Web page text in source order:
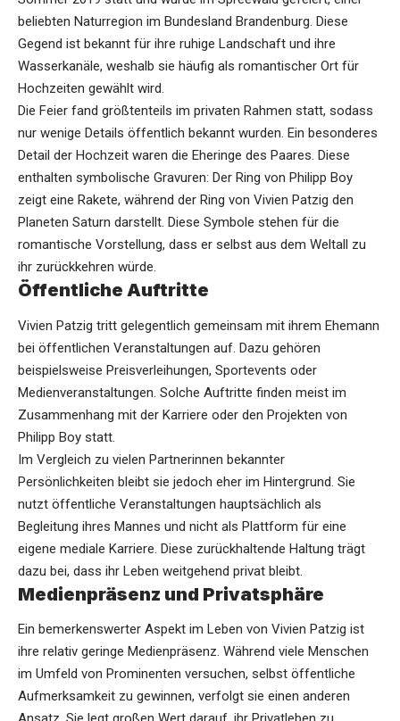
beliebten Naturregion im Bundesland Brandenburg. Diese
Gegend ist bekannt für ihre ruhige Landschaft und ihre
Wasserkanäle, weshalb sie häufig als romantischer Ort für
Hochzeiten gewählt wird.
Die Feier fand größtenteils im privaten Rahmen statt, sodass
nur wenige Details öffentlich bekannt wurden. Ein besonderes
Detail der Hochzeit waren die Eheringe des Paares. Diese
enthalten symbolische Gravuren: Der Ring von Philipp Boy
zeigt eine Rakete, während der Ring von Vivien Patzig den
Planeten Saturn darstellt. Diese Symbole stehen für die
romantische Vorstellung, dass er selbst aus dem Weltall zu
ihr zurückkehren würde.
Öffentliche Auftritte
Vivien Patzig tritt gelegentlich gemeinsam mit ihrem Ehemann
bei öffentlichen Veranstaltungen auf. Dazu gehören
beispielsweise Preisverleihungen, Sportevents oder
Medienveranstaltungen. Solche Auftritte finden meist im
Zusammenhang mit der Karriere oder den Projekten von
Philipp Boy statt.
Im Vergleich zu vielen Partnerinnen bekannter
Persönlichkeiten bleibt sie jedoch eher im Hintergrund. Sie
nutzt öffentliche Veranstaltungen hauptsächlich als
Begleitung ihres Mannes und nicht als Plattform für eine
eigene mediale Karriere. Diese zurückhaltende Haltung trägt
dazu bei, dass ihr Leben weitgehend privat bleibt.
Medienpräsenz und Privatsphäre
Ein bemerkenswerter Aspekt im Leben von Vivien Patzig ist
ihre relativ geringe Medienpräsenz. Während viele Menschen
im Umfeld von Prominenten versuchen, selbst öffentliche
Aufmerksamkeit zu gewinnen, verfolgt sie einen anderen